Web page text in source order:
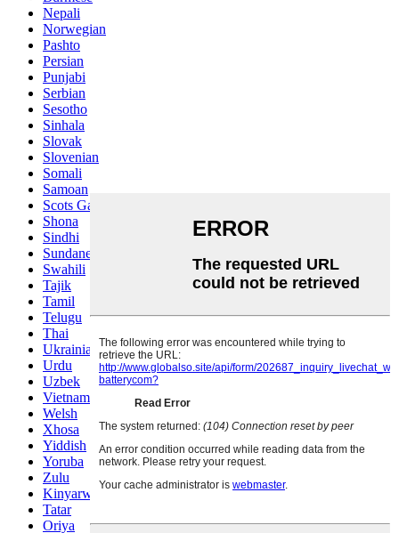
Nepali
Norwegian
Pashto
Persian
Punjabi
Serbian
Sesotho
Sinhala
Slovak
Slovenian
Somali
Samoan
Scots Gaelic
Shona
Sindhi
Sundanese
Swahili
Tajik
Tamil
Telugu
Thai
Ukrainian
Urdu
Uzbek
Vietnamese
Welsh
Xhosa
Yiddish
Yoruba
Zulu
Kinyarwanda
Tatar
Oriya